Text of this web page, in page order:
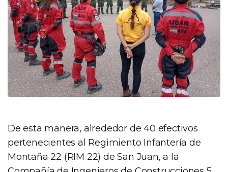
De esta manera, alrededor de 40 efectivos
pertenecientes al Regimiento Infantería de
Montaña 22 (RIM 22) de San Juan, a la